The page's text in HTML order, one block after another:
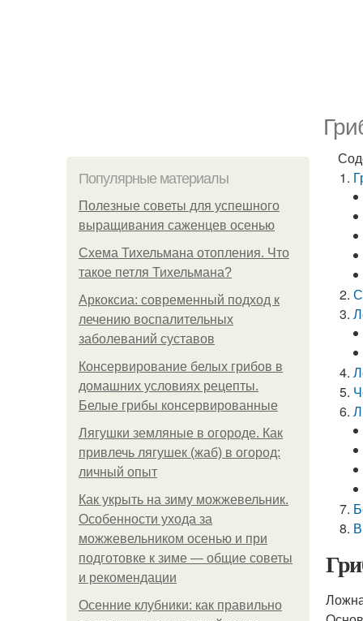
Популярные материалы
Полезные советы для успешного
выращивания саженцев осенью
Схема Тихельмана отопления. Что
такое петля Тихельмана?
Аркоксиа: современный подход к
лечению воспалительных
заболеваний суставов
Консервирование белых грибов в
домашних условиях рецепты.
Белые грибы консервированные
Лягушки земляные в огороде. Как
привлечь лягушек (жаб) в огород:
личный опыт
Как укрыть на зиму можжевельник.
Особенности ухода за
можжевельником осенью и при
подготовке к зиме — общие советы
и рекомендации
Осенние клубники: как правильно